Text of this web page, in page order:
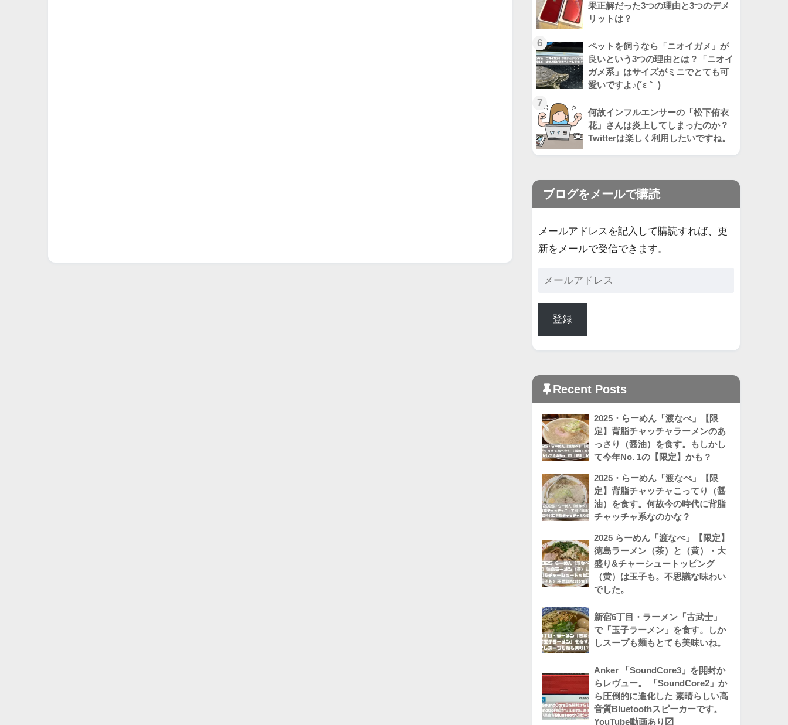
果正解だった3つの理由と3つのデメ
リットは？
6
ペットを飼うなら「ニオイガメ」が
良いという3つの理由とは？「ニオイ
ガメ系」はサイズがミニでとても可
愛いですよ♪(´ε｀ )
7
何故インフルエンサーの「松下侑衣
花」さんは炎上してしまったのか？
Twitterは楽しく利用したいですね。
ブログをメールで購読
メールアドレスを記入して購読すれば、更
新をメールで受信できます。
登録
Recent Posts
2025・らーめん「渡なべ」【限
定】背脂チャッチャラーメンのあ
っさり（醤油）を食す。もしかし
て今年No. 1の【限定】かも？
2025・らーめん「渡なべ」【限
定】背脂チャッチャこってり（醤
油）を食す。何故今の時代に背脂
チャッチャ系なのかな？
2025 らーめん「渡なべ」【限定】
徳島ラーメン（茶）と（黄）・大
盛り&チャーシュートッピング
（黄）は玉子も。不思議な味わい
でした。
新宿6丁目・ラーメン「古武士」
で「玉子ラーメン」を食す。しか
しスープも麺もとても美味いね。
Anker 「SoundCore3」を開封か
らレヴュー。 「SoundCore2」か
ら圧倒的に進化した 素晴らしい高
音質Bluetoothスピーカーです。
YouTube動画あり〼